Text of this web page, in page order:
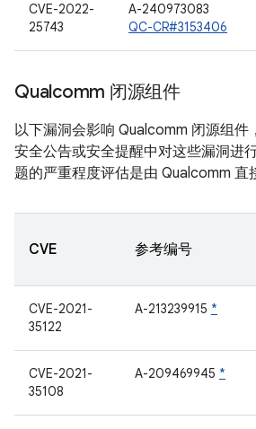
CVE-2022-
25743
A-240973083
QC-CR#3153406
Qualcomm 闭源组件
以下漏洞会影响 Qualcomm 闭源组件
安全公告或安全提醒中对这些漏洞进
题的严重程度评估是由 Qualcomm 直
CVE 参考编号
CVE-2021-
35122
A-213239915 *
CVE-2021-
35108
A-209469945 *